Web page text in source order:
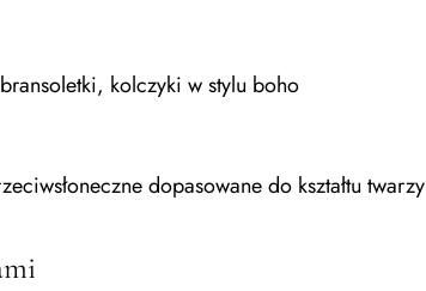
kolczyki w stylu boho
dopasowane do kształtu twarzy